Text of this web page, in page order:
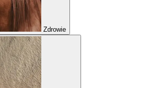
Zdrowie